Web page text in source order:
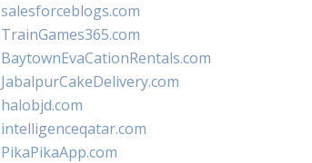
salesforceblogs.com
TrainGames365.com
BaytownEvaCationRentals.com
JabalpurCakeDelivery.com
halobjd.com
intelligenceqatar.com
PikaPikaApp.com